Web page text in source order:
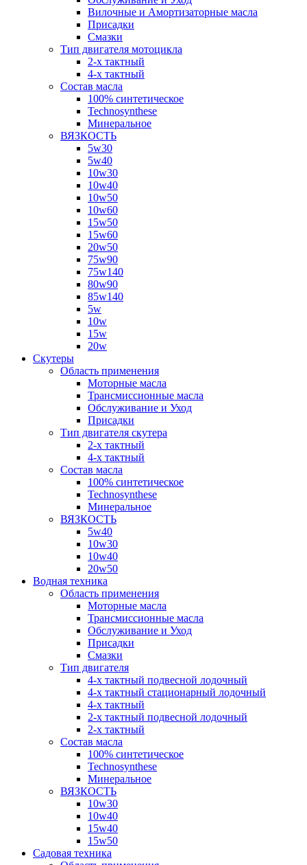
Вилочные и Амортизаторные масла
Присадки
Смазки
Тип двигателя мотоцикла
2-х тактный
4-х тактный
Состав масла
100% синтетическое
Technosynthese
Минеральное
ВЯЗКОСТЬ
5w30
5w40
10w30
10w40
10w50
10w60
15w50
15w60
20w50
75w90
75w140
80w90
85w140
5w
10w
15w
20w
Скутеры
Область применения
Моторные масла
Трансмиссионные масла
Обслуживание и Уход
Присадки
Тип двигателя скутера
2-х тактный
4-х тактный
Состав масла
100% синтетическое
Technosynthese
Минеральное
ВЯЗКОСТЬ
5w40
10w30
10w40
20w50
Водная техника
Область применения
Моторные масла
Трансмиссионные масла
Обслуживание и Уход
Присадки
Смазки
Тип двигателя
4-х тактный подвесной лодочный
4-х тактный стационарный лодочный
4-х тактный
2-х тактный подвесной лодочный
2-х тактный
Состав масла
100% синтетическое
Technosynthese
Минеральное
ВЯЗКОСТЬ
10w30
10w40
15w40
15w50
Садовая техника